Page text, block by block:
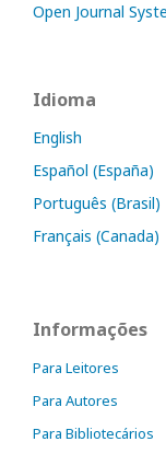
Open Journal
Idioma
English
Español (España)
Português (Brasil)
Français (Canada)
Informações
Para Leitores
Para Autores
Para Bibliotecários